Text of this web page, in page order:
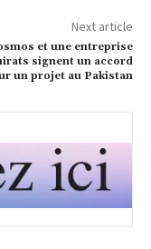
Next article
et une entreprise
signent un accord
un projet au Pakistan